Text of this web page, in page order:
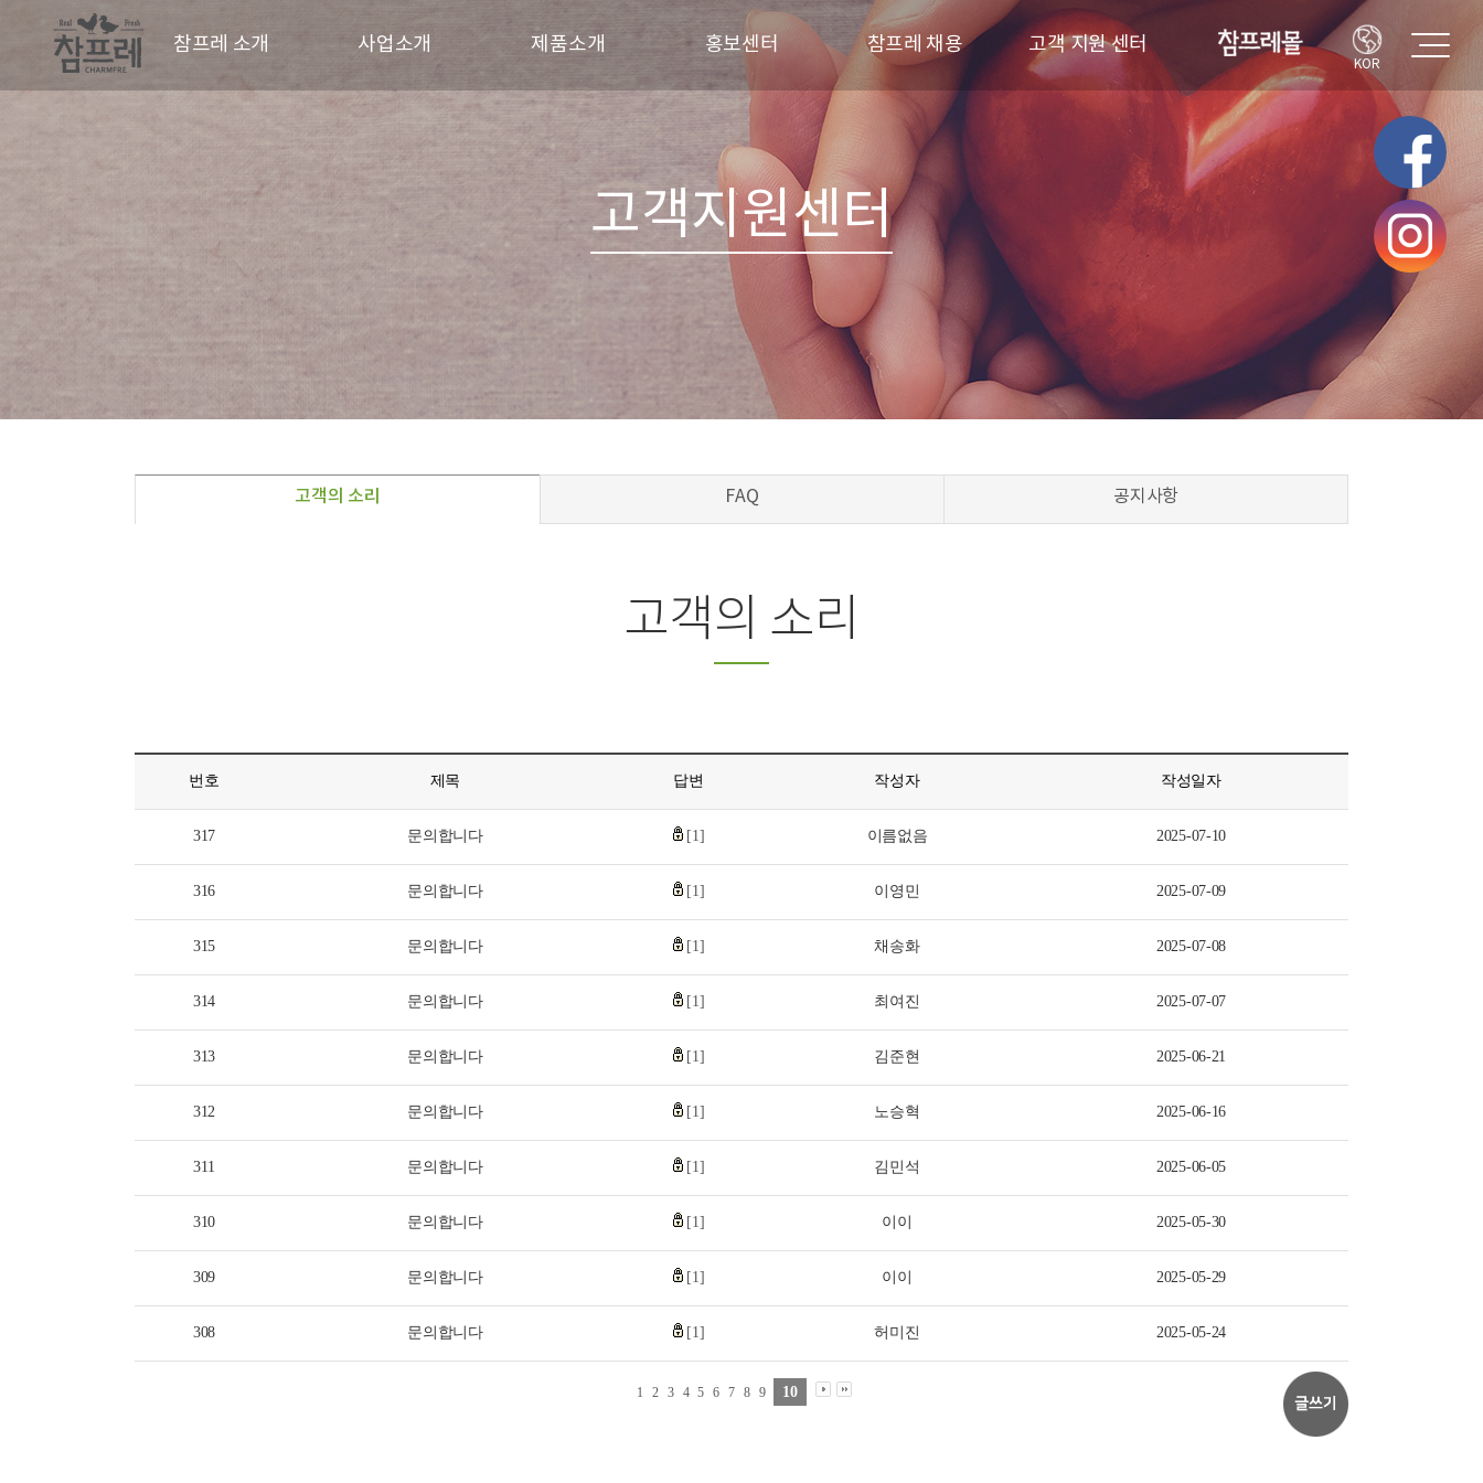
KOR
참프레 소개
홍보영상
사업소개 제품소개
브랜드
신선제품
육가공제품
홍보센터
참프레 소식
참프레 견학
갤러리
레시피
참프레 채용
채용 프로세스
채용공고
고객 지원 센터
고객의 소리
고객지원센터
고객의 소리 FAQ 공지사항
고객의 소리
번호 제목 답변 작성자 작성일자
317 문의합니다 [1] 이름없음 2025-07-10
316 문의합니다 [1] 이영민 2025-07-09
315 문의합니다 [1] 채송화 2025-07-08
314 문의합니다 [1] 최여진 2025-07-07
313 문의합니다 [1] 김준현 2025-06-21
312 문의합니다 [1] 노승혁 2025-06-16
311 문의합니다 [1] 김민석 2025-06-05
310 문의합니다 [1] 이이 2025-05-30
309 문의합니다 [1] 이이 2025-05-29
308 문의합니다 [1] 허미진 2025-05-24
1 2 3 4 5 6 7 8 9 10